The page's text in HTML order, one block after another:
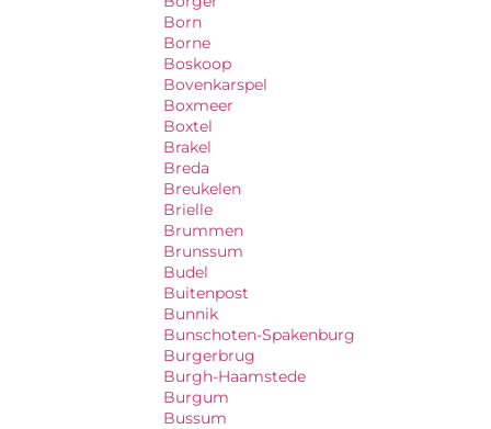
Born
Borne
Boskoop
Bovenkarspel
Boxmeer
Boxtel
Brakel
Breda
Breukelen
Brielle
Brummen
Brunssum
Budel
Buitenpost
Bunnik
Bunschoten-Spakenburg
Burgerbrug
Burgh-Haamstede
Burgum
Bussum